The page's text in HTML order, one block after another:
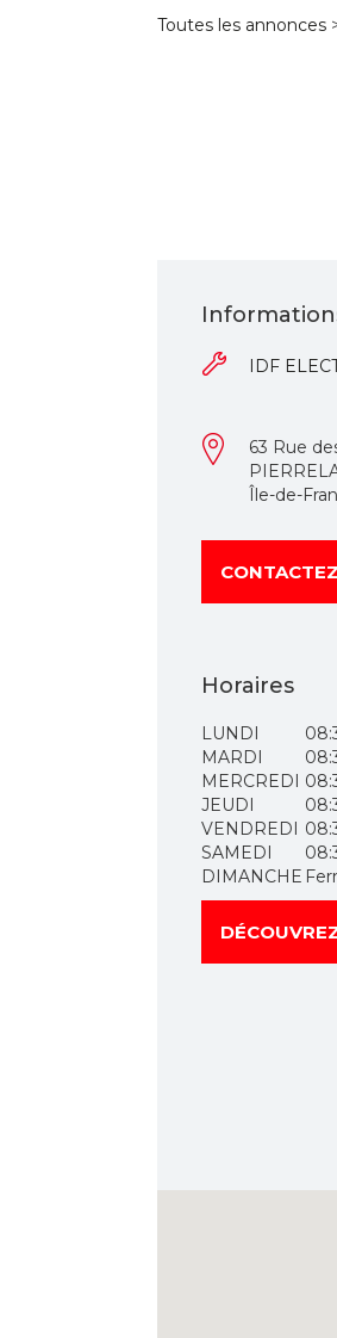
Toutes les annonces
IDF
63 Rue
Île-de-
Horaires
LUNDI
MARDI
MERCREDI
JEUDI
VENDREDI
SAMEDI
DIMANCHE